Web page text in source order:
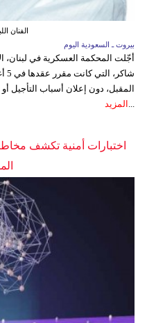
الفنان
بيروت ـ السعودية اليوم
أجّلت المحكمة العسكرية في لبنان،
المقبل، دون إعلان أسباب التأجيل
... المزيد
اختبارات أمنية تكشف